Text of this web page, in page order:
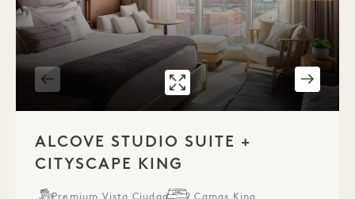
GALERÍA 320 SUITE CON
ALCOVE STUDIO SUITE +
CITYSCAPE KING
Premium Vista Ciudad 2 Camas King